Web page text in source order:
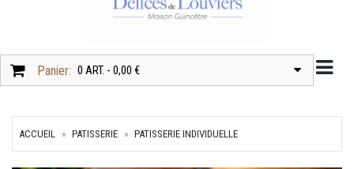
Panier: 0 ART. - 0,00 €
ACCUEIL PATISSERIE PATISSERIE INDIVIDUELLE